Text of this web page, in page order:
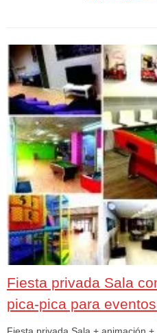
Fiesta privada Sala
pica-pica para
Fiesta privada Sala + animación